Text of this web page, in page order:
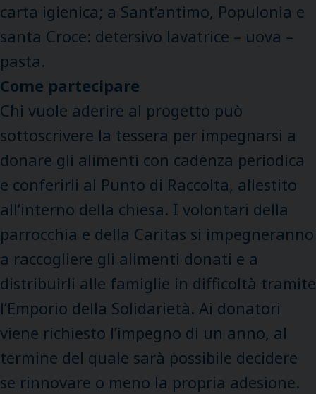
carta igienica; a Sant’antimo, Populonia e
santa Croce: detersivo lavatrice – uova –
pasta.
Come partecipare
Chi vuole aderire al progetto può
sottoscrivere la tessera per impegnarsi a
donare gli alimenti con cadenza periodica
e conferirli al Punto di Raccolta, allestito
all’interno della chiesa. I volontari della
parrocchia e della Caritas si impegneranno
a raccogliere gli alimenti donati e a
distribuirli alle famiglie in difficoltà tramite
l’Emporio della Solidarietà. Ai donatori
viene richiesto l’impegno di un anno, al
termine del quale sarà possibile decidere
se rinnovare o meno la propria adesione.